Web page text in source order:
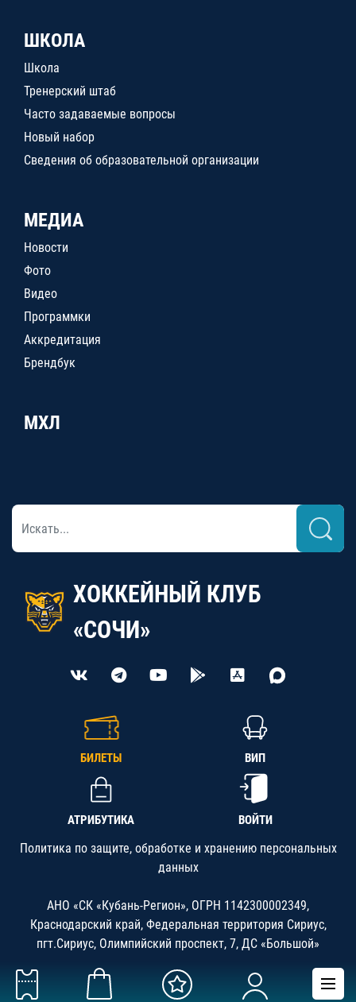
ШКОЛА
Школа
Тренерский штаб
Часто задаваемые вопросы
Новый набор
Сведения об образовательной организации
МЕДИА
Новости
Фото
Видео
Программки
Аккредитация
Брендбук
МХЛ
ХОККЕЙНЫЙ КЛУБ
«СОЧИ»
БИЛЕТЫ ВИП
АТРИБУТИКА ВОЙТИ
Политика по защите, обработке и хранению персональных
данных
АНО «СК «Кубань-Регион», ОГРН 1142300002349,
Краснодарский край, Федеральная территория Сириус,
пгт.Сириус, Олимпийский проспект, 7, ДС «Большой»